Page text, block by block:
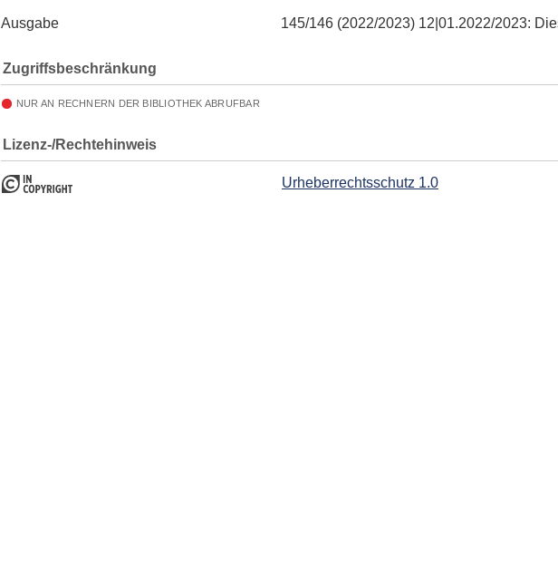
Ausgabe 145/146 (2022/2023) 12|01.2022/2023:
Zugriffsbeschränkung
NUR AN RECHNERN DER BIBLIOTHEK ABRUFBAR
Lizenz-/Rechtehinweis
Urheberrechtsschutz 1.0